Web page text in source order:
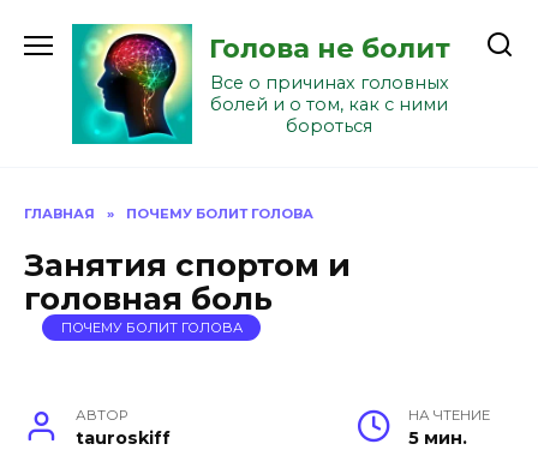
содержанию
Голова не болит
Все о причинах головных
болей и о том, как с ними
бороться
ГЛАВНАЯ » ПОЧЕМУ БОЛИТ ГОЛОВА
Занятия спортом и
головная боль
ПОЧЕМУ БОЛИТ ГОЛОВА
АВТОР
tauroskiff
НА ЧТЕНИЕ
5 мин.